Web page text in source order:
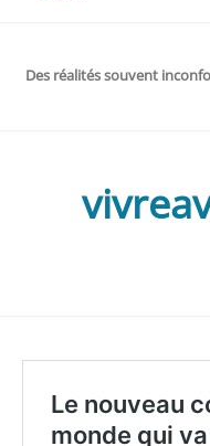
Des réalités souvent